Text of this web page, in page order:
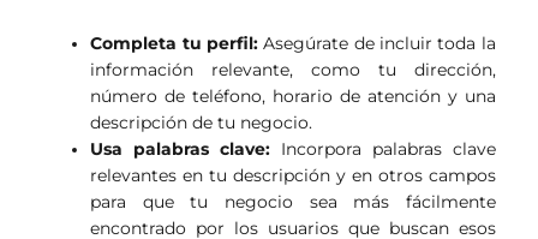
Completa tu perfil: Asegúrate de incluir toda la
información relevante, como tu dirección,
número de teléfono, horario de atención y una
descripción de tu negocio.
Usa palabras clave: Incorpora palabras clave
relevantes en tu descripción y en otros campos
para que tu negocio sea más fácilmente
encontrado por los usuarios que buscan esos